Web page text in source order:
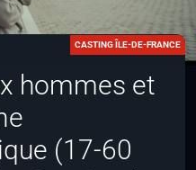
CASTING ÎLE-DE-FRANCE
hommes et
(17-60